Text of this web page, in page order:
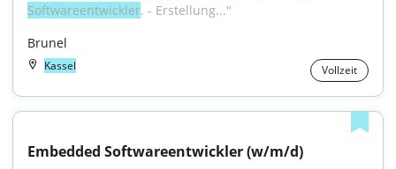
Softwareentwickler. - Erstellung..."
Brunel
Kassel Vollzeit
Embedded Softwareentwickler (w/m/d)